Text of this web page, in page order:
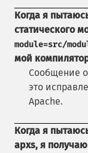
Когда я
статического
module=src/
мой
Сообщение
это
Apache.
Когда я
apxs, я